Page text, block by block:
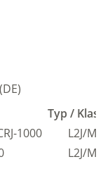
Typ /
1000
L2J/M
L2J/M